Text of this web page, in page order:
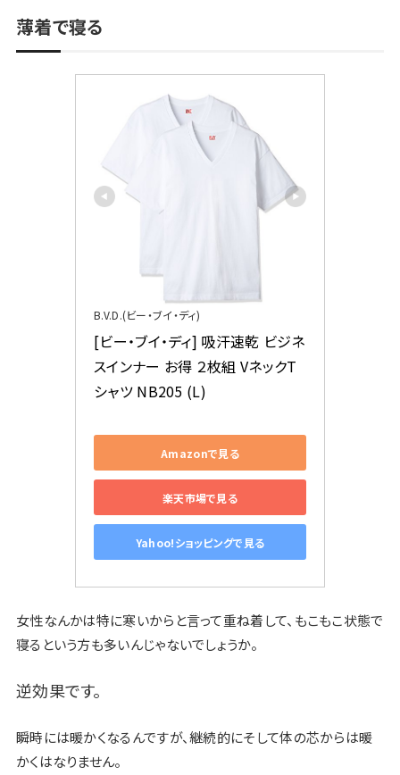
薄着で寝る
B.V.D.(ビー・ブイ・ディ)
[ビー・ブイ・ディ] 吸汗速乾 ビジネ
スインナー お得 ２枚組 VネックT
シャツ NB205 (L)
Amazonで見る
楽天市場で見る
Yahoo!ショッピングで見る
女性なんかは特に寒いからと言って重ね着して、もこもこ状態で
寝るという方も多いんじゃないでしょうか。
逆効果です。
瞬時には暖かくなるんですが、継続的にそして体の芯からは暖
かくはなりません。